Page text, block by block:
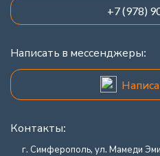
+7 (978)
Написать в мессенджеры:
Контакты:
г. Симферополь, ул. Мамеди